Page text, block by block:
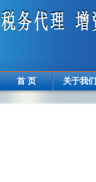
首 页 关于我们